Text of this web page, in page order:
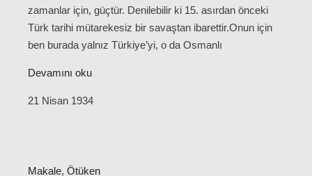
zamanlar için, güçtür. Denilebilir ki 15. asırdan önceki
Türk tarihi mütarekesiz bir savaştan ibarettir.Onun için
ben burada yalnız Türkiye’yi, o da Osmanlı
Devamını oku
21 Nisan 1934
Makale, Ötüken